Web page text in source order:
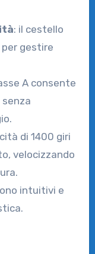
: il cestello
gestire
A consente
di 1400 giri
velocizzando
intuitivi e